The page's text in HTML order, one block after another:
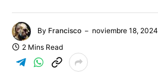
By Francisco noviembre 18, 2024
2 Mins Read